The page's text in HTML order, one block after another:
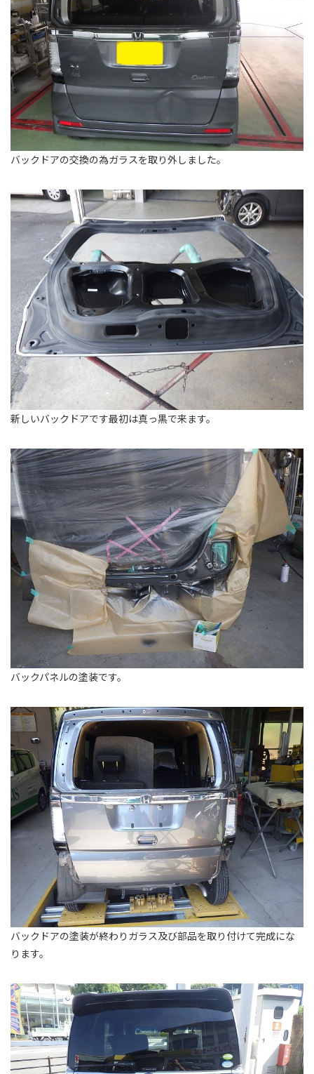
バックドアの交換の為ガラスを取り外しました。
新しいバックドアです最初は真っ黒で来ます。
バックパネルの塗装です。
バックドアの塗装が終わりガラス及び部品を取り付けて完成にな
ります。